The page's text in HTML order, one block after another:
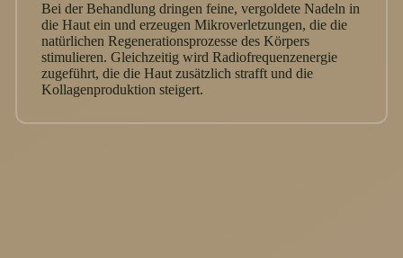
Bei der Behandlung dringen feine, vergoldete Nadeln in
die Haut ein und erzeugen Mikroverletzungen, die die
natürlichen Regenerationsprozesse des Körpers
stimulieren. Gleichzeitig wird Radiofrequenzenergie
zugeführt, die die Haut zusätzlich strafft und die
Kollagenproduktion steigert.